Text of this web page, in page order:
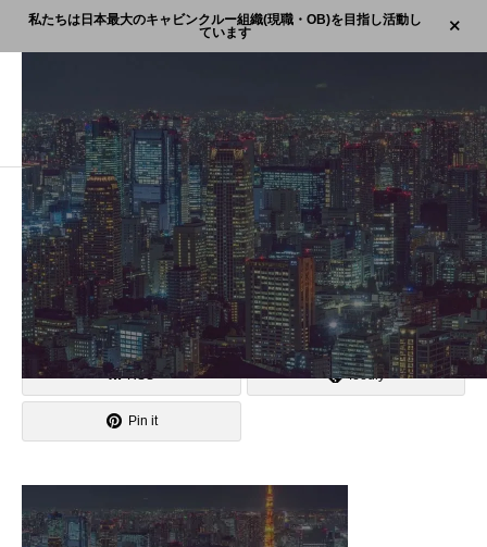
私たちは日本最大のキャビンクルー組織(現職・OB)を目指し活動し
ています
ブログ 名称未設定のデザイン (13)
名称未設定のデザイン (13)
2022.02.05
Post Share
Hatena Pocket
RSS feedly
Pin it